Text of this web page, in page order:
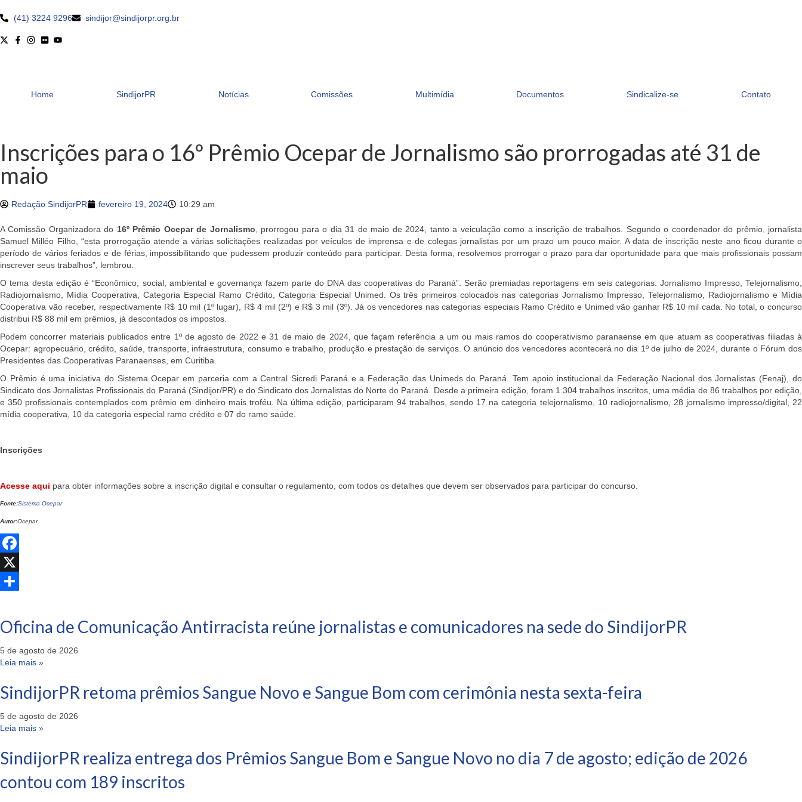
(41) 3224 9296 sindijor@sindijorpr.org.br
Home SindijorPR Notícias Comissões Multimídia Documentos Sindicalize-se Contato
Inscrições para o 16º Prêmio Ocepar de Jornalismo são prorrogadas até 31 de
maio
Redação SindijorPR fevereiro 19, 2024 10:29 am
A Comissão Organizadora do 16º Prêmio Ocepar de Jornalismo , prorrogou para o dia 31 de maio de 2024, tanto a veiculação como a inscrição de trabalhos. Segundo o coordenador do prêmio, jornalista
Samuel Milléo Filho, “esta prorrogação atende a várias solicitações realizadas por veículos de imprensa e de colegas jornalistas por um prazo um pouco maior. A data de inscrição neste ano ficou durante o
período de vários feriados e de férias, impossibilitando que pudessem produzir conteúdo para participar. Desta forma, resolvemos prorrogar o prazo para dar oportunidade para que mais profissionais possam
inscrever seus trabalhos”, lembrou.
O tema desta edição é “Econômico, social, ambiental e governança fazem parte do DNA das cooperativas do Paraná”. Serão premiadas reportagens em seis categorias: Jornalismo Impresso, Telejornalismo,
Radiojornalismo, Mídia Cooperativa, Categoria Especial Ramo Crédito, Categoria Especial Unimed. Os três primeiros colocados nas categorias Jornalismo Impresso, Telejornalismo, Radiojornalismo e Mídia
Cooperativa vão receber, respectivamente R$ 10 mil (1º lugar), R$ 4 mil (2º) e R$ 3 mil (3º). Já os vencedores nas categorias especiais Ramo Crédito e Unimed vão ganhar R$ 10 mil cada. No total, o concurso
distribui R$ 88 mil em prêmios, já descontados os impostos.
Podem concorrer materiais publicados entre 1º de agosto de 2022 e 31 de maio de 2024, que façam referência a um ou mais ramos do cooperativismo paranaense em que atuam as cooperativas filiadas à
Ocepar: agropecuário, crédito, saúde, transporte, infraestrutura, consumo e trabalho, produção e prestação de serviços. O anúncio dos vencedores acontecerá no dia 1º de julho de 2024, durante o Fórum dos
Presidentes das Cooperativas Paranaenses, em Curitiba.
O Prêmio é uma iniciativa do Sistema Ocepar em parceria com a Central Sicredi Paraná e a Federação das Unimeds do Paraná. Tem apoio institucional da Federação Nacional dos Jornalistas (Fenaj), do
Sindicato dos Jornalistas Profissionais do Paraná (Sindijor/PR) e do Sindicato dos Jornalistas do Norte do Paraná. Desde a primeira edição, foram 1.304 trabalhos inscritos, uma média de 86 trabalhos por edição,
e 350 profissionais contemplados com prêmio em dinheiro mais troféu. Na última edição, participaram 94 trabalhos, sendo 17 na categoria telejornalismo, 10 radiojornalismo, 28 jornalismo impresso/digital, 22
mídia cooperativa, 10 da categoria especial ramo crédito e 07 do ramo saúde.
Inscrições
Acesse aqui para obter informações sobre a inscrição digital e consultar o regulamento, com todos os detalhes que devem ser observados para participar do concurso.
Fonte:Sistema Ocepar
Autor:Ocepar
Facebook
X
Oficina de Comunicação Antirracista reúne jornalistas e comunicadores na sede do SindijorPR
5 de agosto de 2026
Leia mais »
SindijorPR retoma prêmios Sangue Novo e Sangue Bom com cerimônia nesta sexta-feira
5 de agosto de 2026
Leia mais »
SindijorPR realiza entrega dos Prêmios Sangue Bom e Sangue Novo no dia 7 de agosto; edição de 2026
contou com 189 inscritos